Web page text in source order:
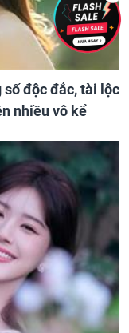
số độc đắc, tài lộc
nhiều vô kể